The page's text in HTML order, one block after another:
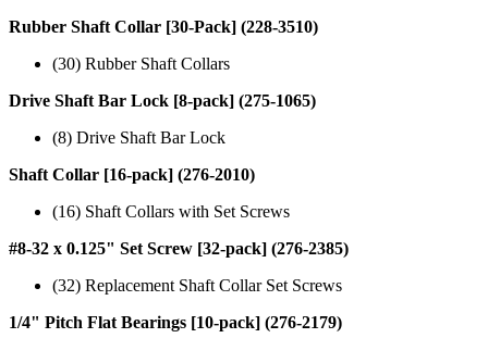
Rubber Shaft Collar [30-Pack] (228-3510)
(30) Rubber Shaft Collars
Drive Shaft Bar Lock [8-pack] (275-1065)
(8) Drive Shaft Bar Lock
Shaft Collar [16-pack] (276-2010)
(16) Shaft Collars with Set Screws
#8-32 x 0.125" Set Screw [32-pack] (276-2385)
(32) Replacement Shaft Collar Set Screws
1/4" Pitch Flat Bearings [10-pack] (276-2179)